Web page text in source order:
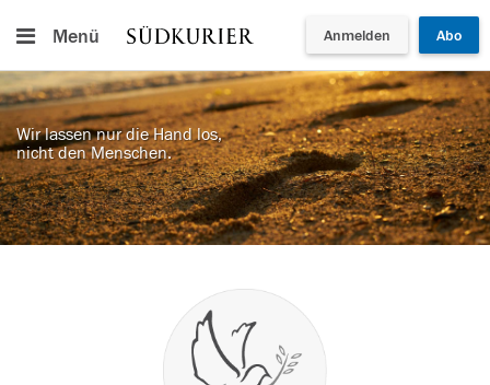
Menü Anmelden Abo
Wir lassen nur die Hand los,
nicht den Menschen.